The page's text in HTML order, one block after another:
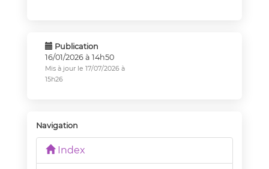
Publication
16/01/2026 à 14h50
Mis à jour le 17/07/2026 à
15h26
Navigation
Index